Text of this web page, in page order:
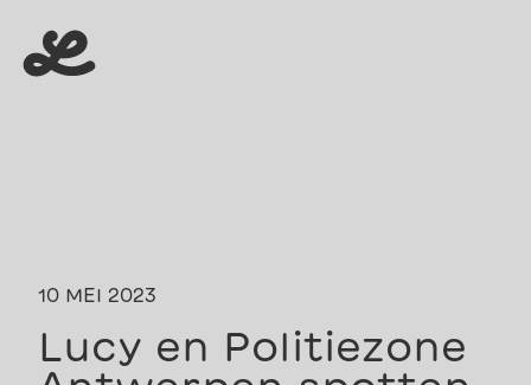
10 MEI 2023
Lucy en Politiezone